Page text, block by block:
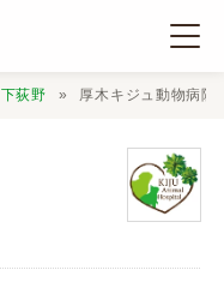
下荻野 厚木キジュ動物病院